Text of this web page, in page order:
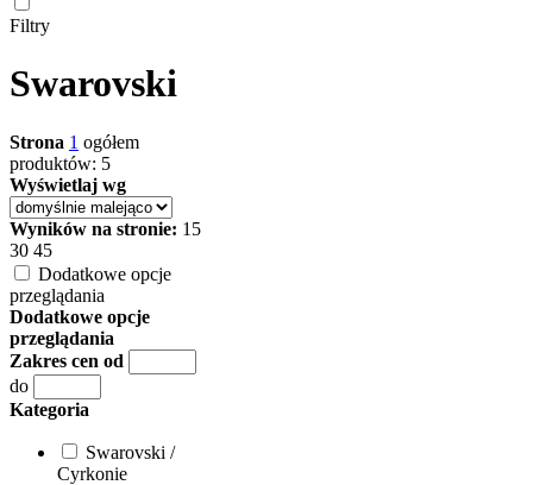
Filtry
Swarovski
Strona 1 ogółem
produktów: 5
Wyświetlaj wg
Wyników na stronie: 15
30 45
Dodatkowe opcje
przeglądania
Dodatkowe opcje
przeglądania
Zakres cen od
do
Kategoria
Swarovski /
Cyrkonie